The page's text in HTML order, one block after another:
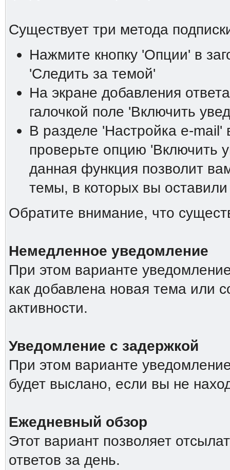
Существует три метода
Нажмите кнопку 'Опции' в
'Следить за темой'
На экране добавления
галочкой поле 'Включить
В разделе 'Настройка е-
проверьте опцию 'Включить
данная функция позволит
темы, в которых вы оставили
Обратите внимание, что
Немедленное уведомление
При этом варианте
как добавлена новая тема или
активности.
Уведомление с задержкой
При этом варианте
будет выслано, если вы не
Ежедневный обзор
Этот вариант позволяет
ответов за день.